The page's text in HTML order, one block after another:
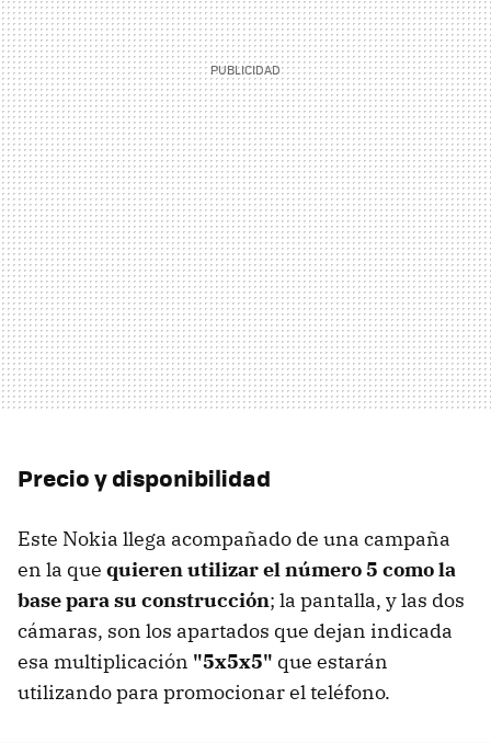
Precio y disponibilidad
Este Nokia llega acompañado de una campaña
en la que quieren utilizar el número 5 como la
base para su construcción; la pantalla, y las dos
cámaras, son los apartados que dejan indicada
esa multiplicación "5x5x5" que estarán
utilizando para promocionar el teléfono.